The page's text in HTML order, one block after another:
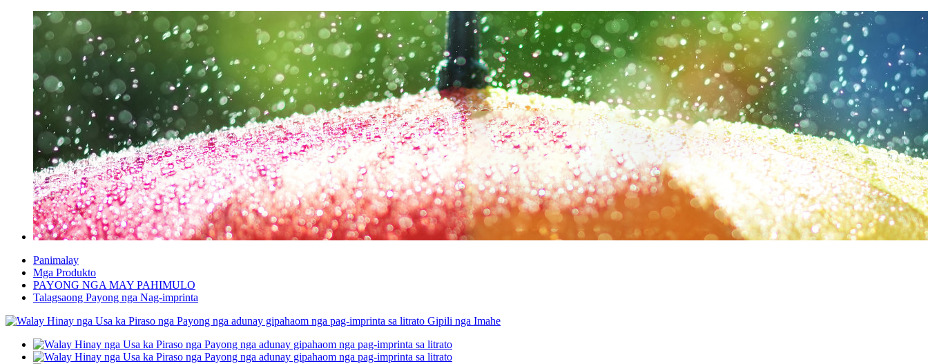
Panimalay
Mga Produkto
PAYONG NGA MAY PAHIMULO
Talagsaong Payong nga Nag-imprinta